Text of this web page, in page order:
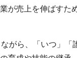
が売上を伸ばすた
がら、「いつ」「